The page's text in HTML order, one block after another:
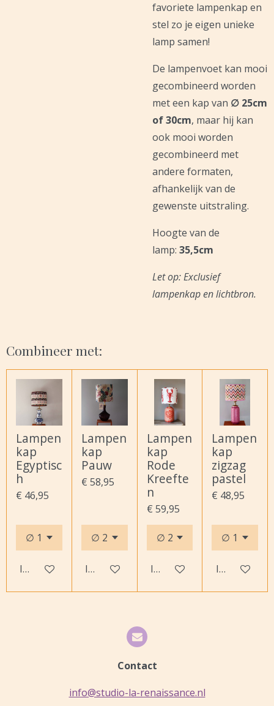
favoriete lampenkap en
stel zo je eigen unieke
lamp samen!
De lampenvoet kan mooi
gecombineerd worden
met een kap van ∅ 25cm
of 30cm, maar hij kan
ook mooi worden
gecombineerd met
andere formaten,
afhankelijk van de
gewenste uitstraling.
Hoogte van de
lamp: 35,5cm
Let op: Exclusief
lampenkap en lichtbron.
Combineer met:
Lampen
kap
Egyptisc
h
€ 46,95
In winkelwagen
Lampen
kap
Pauw
€ 58,95
In winkelwagen
Lampen
kap
Rode
Kreefte
n
€ 59,95
In winkelwagen
Lampen
kap
zigzag
pastel
€ 48,95
In
Contact
info@studio-la-renaissance.nl